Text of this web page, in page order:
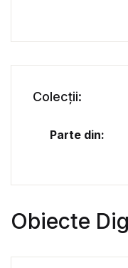
Colecții:
Parte din:
Obiecte